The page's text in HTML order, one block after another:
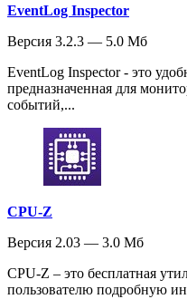
EventLog Inspector
Версия 3.2.3 — 5.0 Мб
EventLog Inspector - это
предназначенная для
событий,...
CPU-Z
Версия 2.03 — 3.0 Мб
CPU-Z – это бесплатная
пользователю подробную